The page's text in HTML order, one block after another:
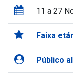
11 a 27
Faixa
Público